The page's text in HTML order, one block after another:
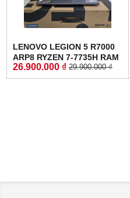
LENOVO LEGION 5 R7000
ARP8 RYZEN 7-7735H RAM
16GG SSD 512GB RTX™
4060 8GB GDDR6 MÀN
26.900.000 ₫ 29.900.000 ₫